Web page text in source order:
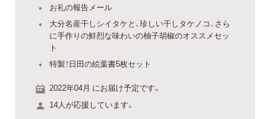
お礼の報告メール
大分名産干しシイタケと、珍しい干しタケノコ、さら
に手作りの鮮烈な味わいの柚子胡椒のオススメセッ
ト
特製！日田の絵葉書5枚セット
2022年04月 にお届け予定です。
14人が応援しています。